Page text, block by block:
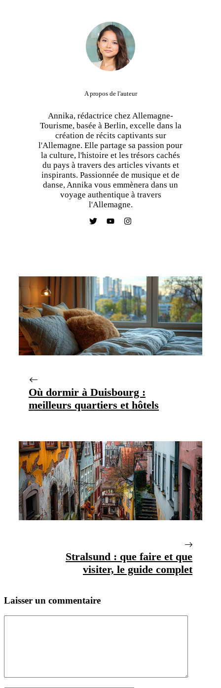
A propos de l'auteur
Annika, rédactrice chez Allemagne-
Tourisme, basée à Berlin, excelle dans la
création de récits captivants sur
l'Allemagne. Elle partage sa passion pour
la culture, l'histoire et les trésors cachés
du pays à travers des articles vivants et
inspirants. Passionnée de musique et de
danse, Annika vous emmènera dans un
voyage authentique à travers
l'Allemagne.
Où dormir à Duisbourg :
meilleurs quartiers et hôtels
Stralsund : que faire et que
visiter, le guide complet
Laisser un commentaire